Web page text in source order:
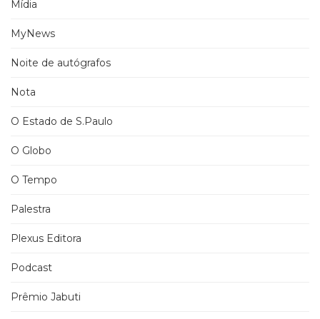
Mídia
MyNews
Noite de autógrafos
Nota
O Estado de S.Paulo
O Globo
O Tempo
Palestra
Plexus Editora
Podcast
Prêmio Jabuti